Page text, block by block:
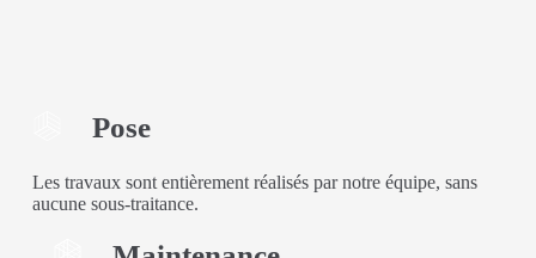
Pose
Les travaux sont entièrement réalisés par notre équipe, sans
aucune sous-traitance.